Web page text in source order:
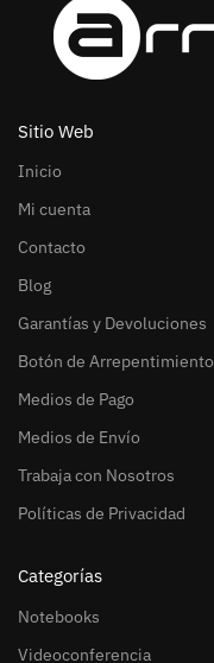
Sitio Web
Inicio
Mi cuenta
Contacto
Blog
Garantías y Devoluciones
Botón de Arrepentimiento
Medios de Pago
Medios de Envío
Trabaja con Nosotros
Políticas de Privacidad
Categorías
Notebooks
Videoconferencia